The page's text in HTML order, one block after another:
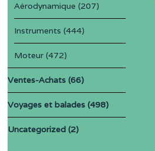
Aérodynamique (207)
Instruments (444)
Moteur (472)
Ventes-Achats (66)
Voyages et balades (498)
Uncategorized (2)